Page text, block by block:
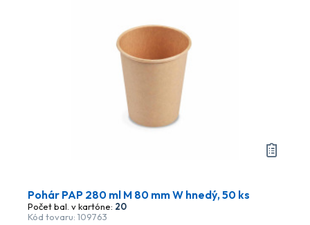
Pohár PAP 280 ml M 80 mm W hnedý, 50 ks
Počet bal. v kartóne: 20
Kód tovaru: 109763